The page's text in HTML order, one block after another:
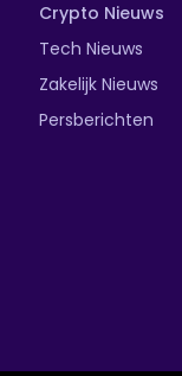
Crypto Nieuws
Tech Nieuws
Zakelijk Nieuws
Persberichten